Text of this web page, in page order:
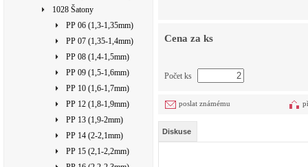
1028 Šatony
PP 06 (1,3-1,35mm)
PP 07 (1,35-1,4mm)
PP 08 (1,4-1,5mm)
PP 09 (1,5-1,6mm)
PP 10 (1,6-1,7mm)
PP 12 (1,8-1,9mm)
PP 13 (1,9-2mm)
PP 14 (2-2,1mm)
PP 15 (2,1-2,2mm)
Cena za ks
Počet ks
poslat známému
Diskuse